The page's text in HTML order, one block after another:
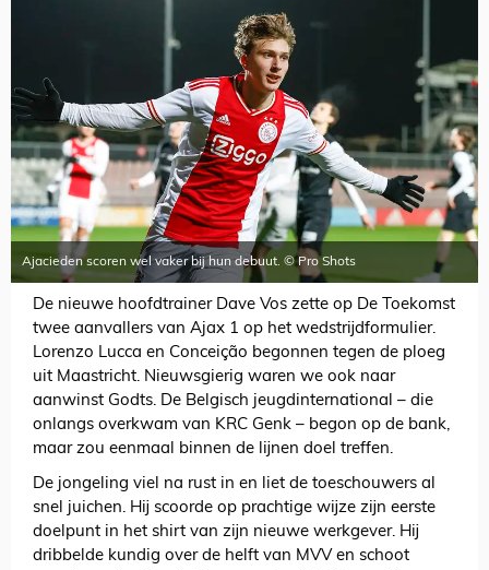
Ajacieden scoren wel vaker bij hun debuut. © Pro Shots
De nieuwe hoofdtrainer Dave Vos zette op De Toekomst
twee aanvallers van Ajax 1 op het wedstrijdformulier.
Lorenzo Lucca en Conceição begonnen tegen de ploeg
uit Maastricht. Nieuwsgierig waren we ook naar
aanwinst Godts. De Belgisch jeugdinternational – die
onlangs overkwam van KRC Genk – begon op de bank,
maar zou eenmaal binnen de lijnen doel treffen.
De jongeling viel na rust in en liet de toeschouwers al
snel juichen. Hij scoorde op prachtige wijze zijn eerste
doelpunt in het shirt van zijn nieuwe werkgever. Hij
dribbelde kundig over de helft van MVV en schoot